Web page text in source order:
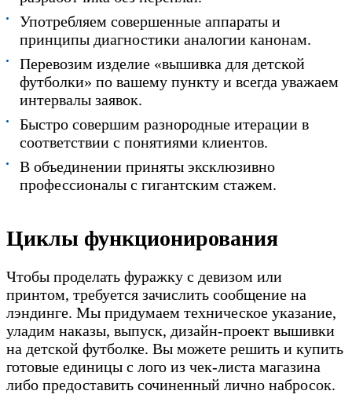
Употребляем совершенные аппараты и
принципы диагностики аналогии канонам.
Перевозим изделие «вышивка для детской
футболки» по вашему пункту и всегда уважаем
интервалы заявок.
Быстро совершим разнородные итерации в
соответствии с понятиями клиентов.
В объединении приняты эксклюзивно
профессионалы с гигантским стажем.
Циклы функционирования
Чтобы проделать фуражку с девизом или
принтом, требуется зачислить сообщение на
лэндинге. Мы придумаем техническое указание,
уладим наказы, выпуск, дизайн-проект вышивки
на детской футболке. Вы можете решить и купить
готовые единицы с лого из чек-листа магазина
либо предоставить сочиненный лично набросок.